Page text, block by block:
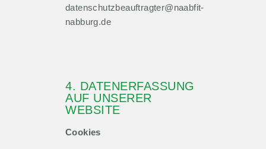
datenschutzbeauftragter@naabfit-
nabburg.de
4. DATENERFASSUNG
AUF UNSERER
WEBSITE
Cookies